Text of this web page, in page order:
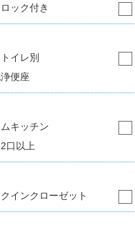
ック付き
イレ別
便座
キッチン
口以上
インクローゼット